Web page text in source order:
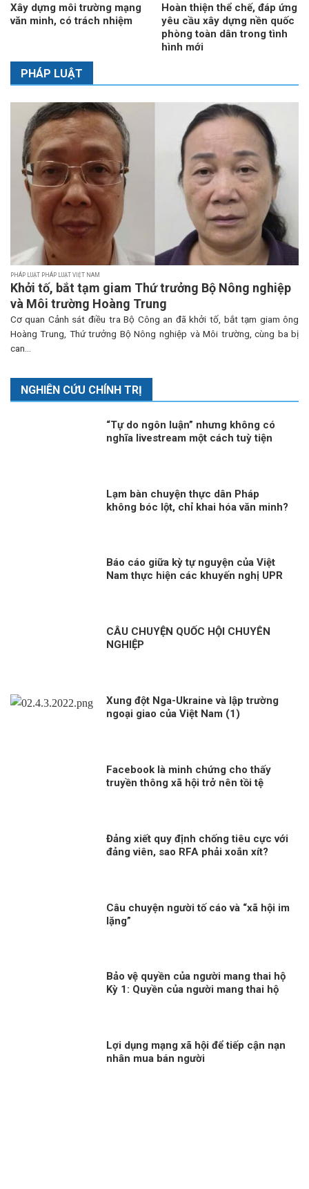
Xây dựng môi trường mạng
văn minh, có trách nhiệm
Hoàn thiện thể chế, đáp ứng
yêu cầu xây dựng nền quốc
phòng toàn dân trong tình
hình mới
PHÁP LUẬT
PHÁP LUẬT PHÁP LUẬT VIỆT NAM
Khởi tố, bắt tạm giam Thứ trưởng Bộ Nông nghiệp
và Môi trường Hoàng Trung
Cơ quan Cảnh sát điều tra Bộ Công an đã khởi tố, bắt tạm giam ông
Hoàng Trung, Thứ trưởng Bộ Nông nghiệp và Môi trường, cùng ba bị
can...
NGHIÊN CỨU CHÍNH TRỊ
“Tự do ngôn luận” nhưng không có
nghĩa livestream một cách tuỳ tiện
Lạm bàn chuyện thực dân Pháp
không bóc lột, chỉ khai hóa văn minh?
Báo cáo giữa kỳ tự nguyện của Việt
Nam thực hiện các khuyến nghị UPR
phòng chống COVID-19”
CÂU CHUYỆN QUỐC HỘI CHUYÊN
NGHIỆP
Xung đột Nga-Ukraine và lập trường
ngoại giao của Việt Nam (1)
Facebook là minh chứng cho thấy
truyền thông xã hội trở nên tồi tệ
Đảng xiết quy định chống tiêu cực với
đảng viên, sao RFA phải xoắn xít?
Câu chuyện người tố cáo và “xã hội im
lặng”
Bảo vệ quyền của người mang thai hộ
Kỳ 1: Quyền của người mang thai hộ
Lợi dụng mạng xã hội để tiếp cận nạn
nhân mua bán người